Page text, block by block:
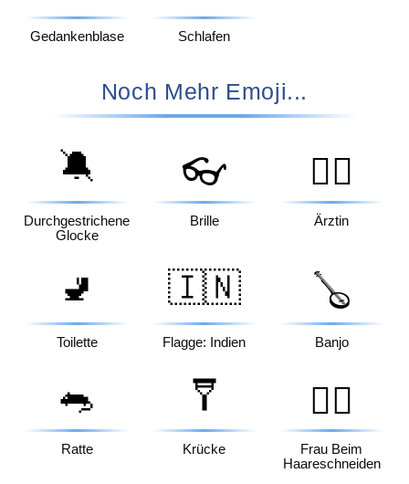
Gedankenblase Schlafen
Noch Mehr Emoji...
🔕
Durchgestrichene
Glocke
👓
Brille
👩‍⚕️
Ärztin
🚽
Toilette
🇮🇳
Flagge: Indien
🪕
Banjo
🐀
Ratte
🩼
Krücke
💇‍♀️
Frau Beim
Haareschneiden